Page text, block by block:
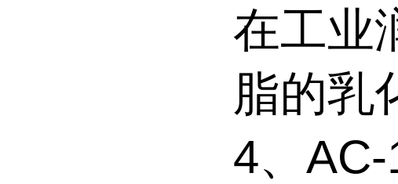
在工业
脂的乳
4、